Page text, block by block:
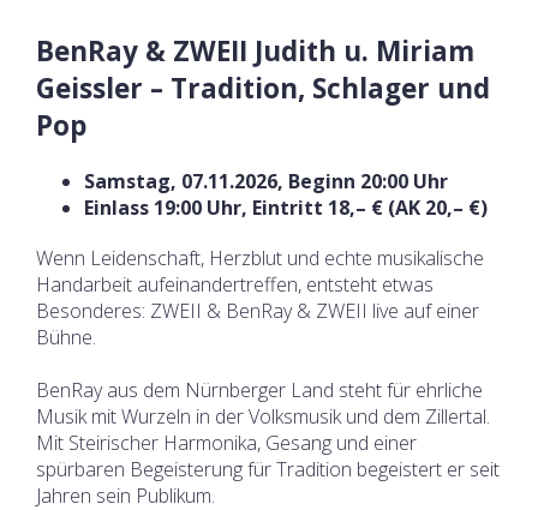
BenRay & ZWEII Judith u. Miriam
Geissler – Tradition, Schlager und
Pop
Samstag, 07.11.2026, Beginn 20:00 Uhr
Einlass 19:00 Uhr, Eintritt 18,– € (AK 20,– €)
Wenn Leidenschaft, Herzblut und echte musikalische
Handarbeit aufeinandertreffen, entsteht etwas
Besonderes: ZWEII & BenRay & ZWEII live auf einer
Bühne.
BenRay aus dem Nürnberger Land steht für ehrliche
Musik mit Wurzeln in der Volksmusik und dem Zillertal.
Mit Steirischer Harmonika, Gesang und einer
spürbaren Begeisterung für Tradition begeistert er seit
Jahren sein Publikum.